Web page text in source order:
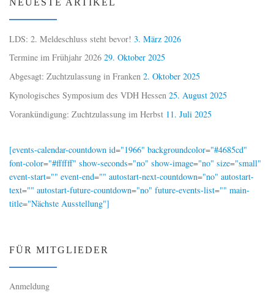
NEUESTE ARTIKEL
LDS: 2. Meldeschluss steht bevor! 3. März 2026
Termine im Frühjahr 2026 29. Oktober 2025
Abgesagt: Zuchtzulassung in Franken 2. Oktober 2025
Kynologisches Symposium des VDH Hessen 25. August 2025
Vorankündigung: Zuchtzulassung im Herbst 11. Juli 2025
[events-calendar-countdown id="1966" backgroundcolor="#4685cd"
font-color="#ffffff" show-seconds="no" show-image="no" size="small"
event-start="" event-end="" autostart-next-countdown="no" autostart-
text="" autostart-future-countdown="no" future-events-list="" main-
title="Nächste Ausstellung"]
FÜR MITGLIEDER
Anmeldung